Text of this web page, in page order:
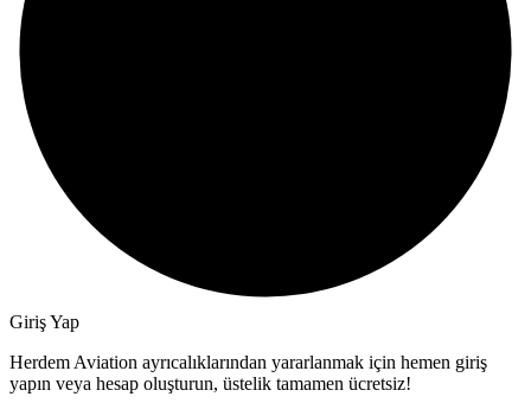
Giriş Yap
Herdem Aviation ayrıcalıklarından yararlanmak için hemen giriş
yapın veya hesap oluşturun, üstelik tamamen ücretsiz!